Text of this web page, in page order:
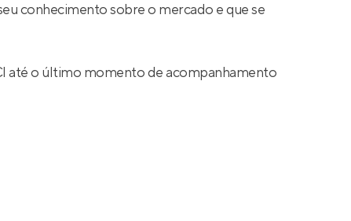
conhecimento sobre o mercado e que se
até o último momento de acompanhamento